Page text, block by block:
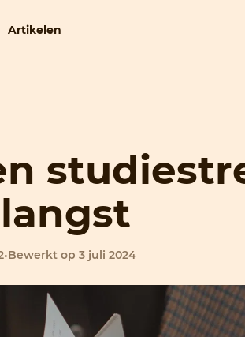
Artikelen
•Bewerkt op 3 juli 2024